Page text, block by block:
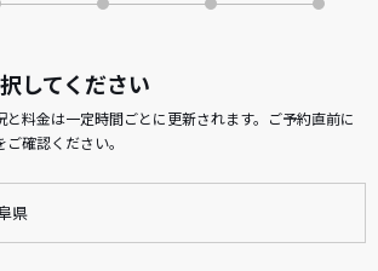
してください
料金は一定時間ごとに更新されます。ご予約直前に
確認ください。
県